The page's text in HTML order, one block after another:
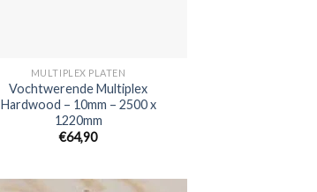
MULTIPLEX PLATEN
Vochtwerende Multiplex
Hardwood – 10mm – 2500 x
1220mm
€64,90